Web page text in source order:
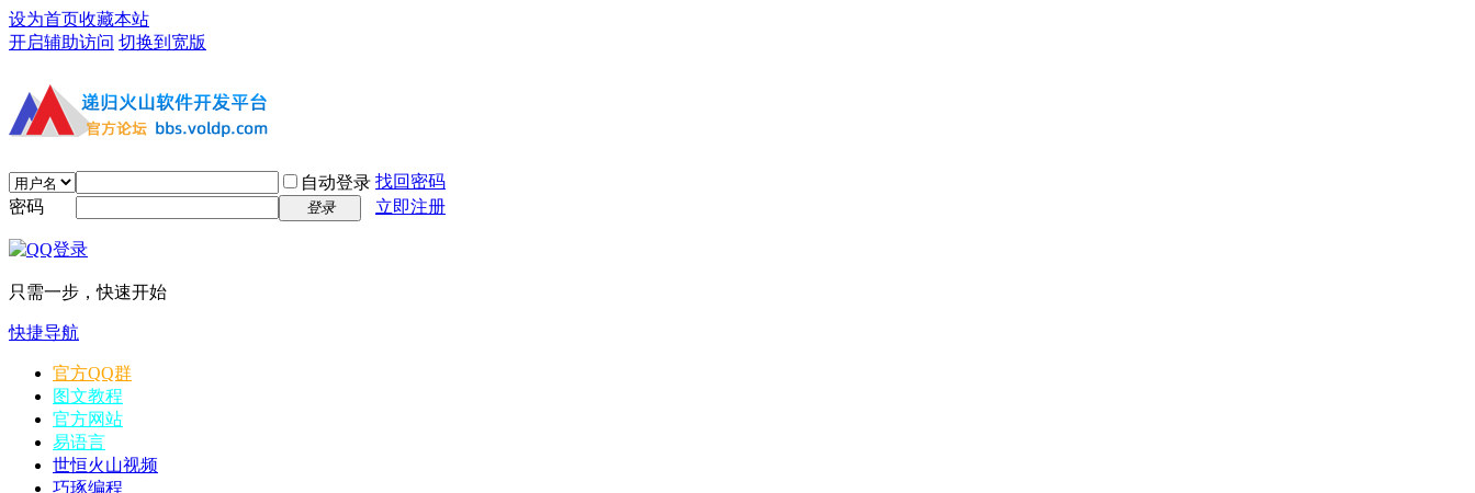
设为首页收藏本站
开启辅助访问 切换到宽版
自动登录 找回密码
密码
登录 立即注册
只需一步，快速开始
快捷导航
官方QQ群
图文教程
官方网站
易语言
世恒火山视频
巧琢编程